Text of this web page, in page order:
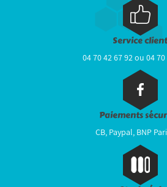
Service client
04 70 42 67 92 ou 04 70
Paiements
CB, Paypal, BNP